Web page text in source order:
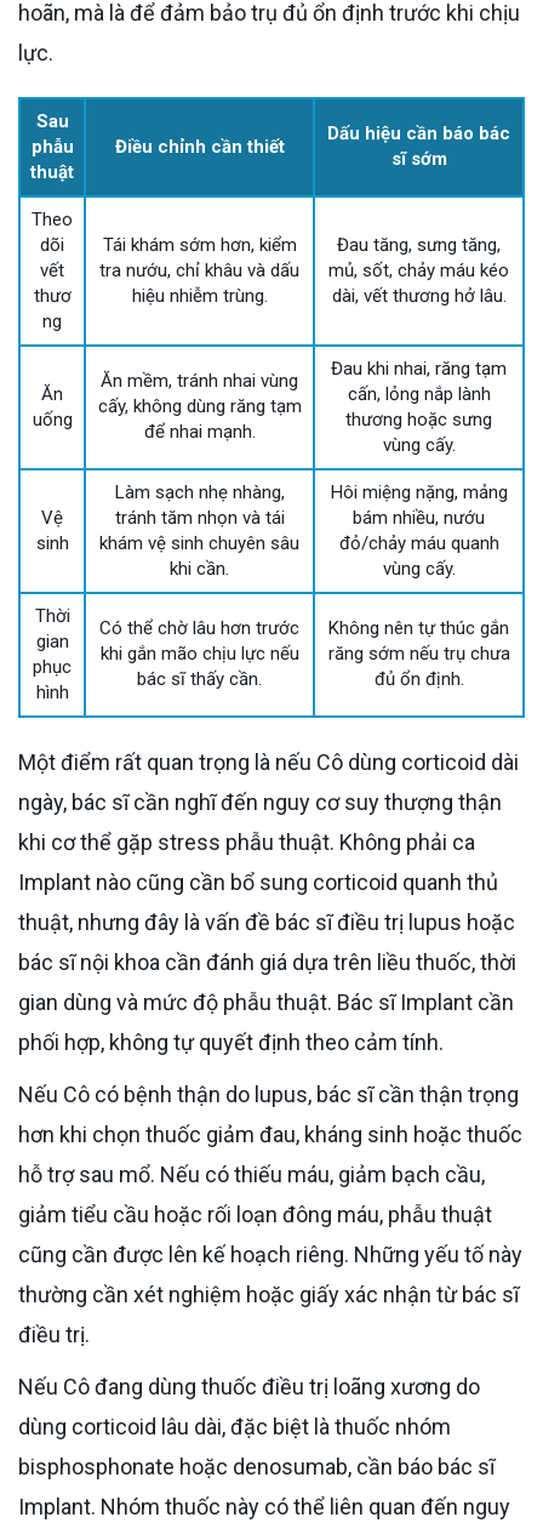
hoãn, mà là để đảm bảo trụ đủ ổn định trước khi chịu
lực.
Sau
phẫu
thuật
Điều chỉnh cần thiết
Dấu hiệu cần báo bác
sĩ sớm
Theo
dõi
vết
thươ
ng
Tái khám sớm hơn, kiểm
tra nướu, chỉ khâu và dấu
hiệu nhiễm trùng.
Đau tăng, sưng tăng,
mủ, sốt, chảy máu kéo
dài, vết thương hở lâu.
Ăn
uống
Ăn mềm, tránh nhai vùng
cấy, không dùng răng tạm
để nhai mạnh.
Đau khi nhai, răng tạm
cấn, lỏng nắp lành
thương hoặc sưng
vùng cấy.
Vệ
sinh
Làm sạch nhẹ nhàng,
tránh tăm nhọn và tái
khám vệ sinh chuyên sâu
khi cần.
Hôi miệng nặng, mảng
bám nhiều, nướu
đỏ/chảy máu quanh
vùng cấy.
Thời
gian
phục
hình
Có thể chờ lâu hơn trước
khi gắn mão chịu lực nếu
bác sĩ thấy cần.
Không nên tự thúc gắn
răng sớm nếu trụ chưa
đủ ổn định.
Một điểm rất quan trọng là nếu Cô dùng corticoid dài
ngày, bác sĩ cần nghĩ đến nguy cơ suy thượng thận
khi cơ thể gặp stress phẫu thuật. Không phải ca
Implant nào cũng cần bổ sung corticoid quanh thủ
thuật, nhưng đây là vấn đề bác sĩ điều trị lupus hoặc
bác sĩ nội khoa cần đánh giá dựa trên liều thuốc, thời
gian dùng và mức độ phẫu thuật. Bác sĩ Implant cần
phối hợp, không tự quyết định theo cảm tính.
Nếu Cô có bệnh thận do lupus, bác sĩ cần thận trọng
hơn khi chọn thuốc giảm đau, kháng sinh hoặc thuốc
hỗ trợ sau mổ. Nếu có thiếu máu, giảm bạch cầu,
giảm tiểu cầu hoặc rối loạn đông máu, phẫu thuật
cũng cần được lên kế hoạch riêng. Những yếu tố này
thường cần xét nghiệm hoặc giấy xác nhận từ bác sĩ
điều trị.
Nếu Cô đang dùng thuốc điều trị loãng xương do
dùng corticoid lâu dài, đặc biệt là thuốc nhóm
bisphosphonate hoặc denosumab, cần báo bác sĩ
Implant. Nhóm thuốc này có thể liên quan đến nguy